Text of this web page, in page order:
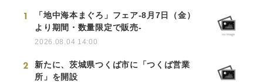
1
「地中海本まぐろ」フェア-8月7日（金）
より期間・数量限定で販売-
2026.08.04 14:00
2
新たに、茨城県つくば市に「つくば営業
所」を開設